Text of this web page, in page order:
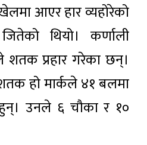
आएर हार व्यहोरेको
थियो। कर्णाली
शतक प्रहार गरेका छन्।
हो मार्कले ४१ बलमा
उनले ६ चौका र १०